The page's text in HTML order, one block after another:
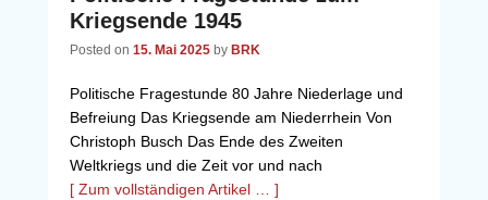
Kriegsende 1945
Posted on 15. Mai 2025 by BRK
Politische Fragestunde 80 Jahre Niederlage und
Befreiung Das Kriegsende am Niederrhein Von
Christoph Busch Das Ende des Zweiten
Weltkriegs und die Zeit vor und nach
[ Zum vollständigen Artikel … ]